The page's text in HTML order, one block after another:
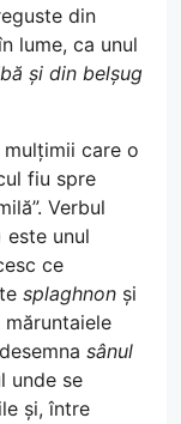
din
lume, ca unul
și din belșug
care o
fiu spre
Verbul
este unul
ce
splaghnon și
sânul
unde se
și, între